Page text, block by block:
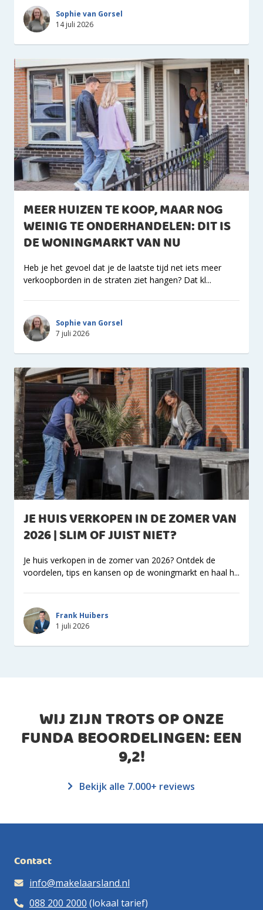
Sophie van Gorsel
14 juli 2026
MEER HUIZEN TE KOOP, MAAR NOG
WEINIG TE ONDERHANDELEN: DIT IS
DE WONINGMARKT VAN NU
Heb je het gevoel dat je de laatste tijd net iets meer
verkoopborden in de straten ziet hangen? Dat kl...
Sophie van Gorsel
7 juli 2026
JE HUIS VERKOPEN IN DE ZOMER VAN
2026 | SLIM OF JUIST NIET?
Je huis verkopen in de zomer van 2026? Ontdek de
voordelen, tips en kansen op de woningmarkt en haal h...
Frank Huibers
1 juli 2026
WIJ ZIJN TROTS OP ONZE
FUNDA BEOORDELINGEN: EEN
9,2!
Bekijk alle 7.000+ reviews
Contact
info@makelaarsland.nl
088 200 2000 (lokaal tarief)